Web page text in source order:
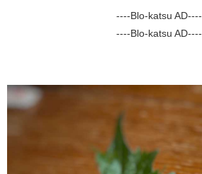
----Blo-katsu AD----
----Blo-katsu AD----